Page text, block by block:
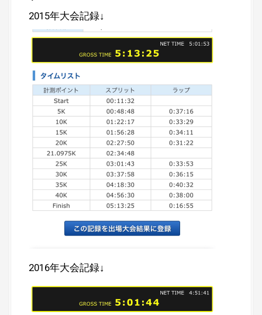
2015年大会記録↓
2016年大会記録↓